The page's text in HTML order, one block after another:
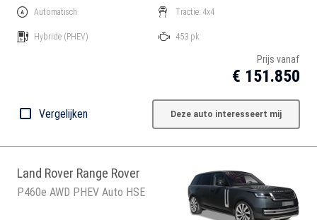
Automatisch
Hybride (PHEV)
Tractie: 4x4
453 pk
Prijs vanaf
€ 151.850
Vergelijken Deze auto interesseert mij
Land Rover Range Rover
P460e AWD PHEV Auto HSE